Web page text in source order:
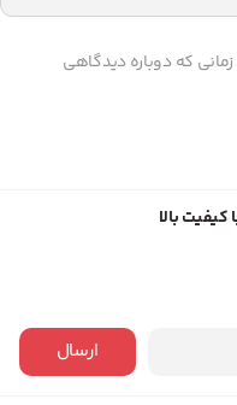
که دوباره دیدگاهی
کیفیت بالا
ارسال